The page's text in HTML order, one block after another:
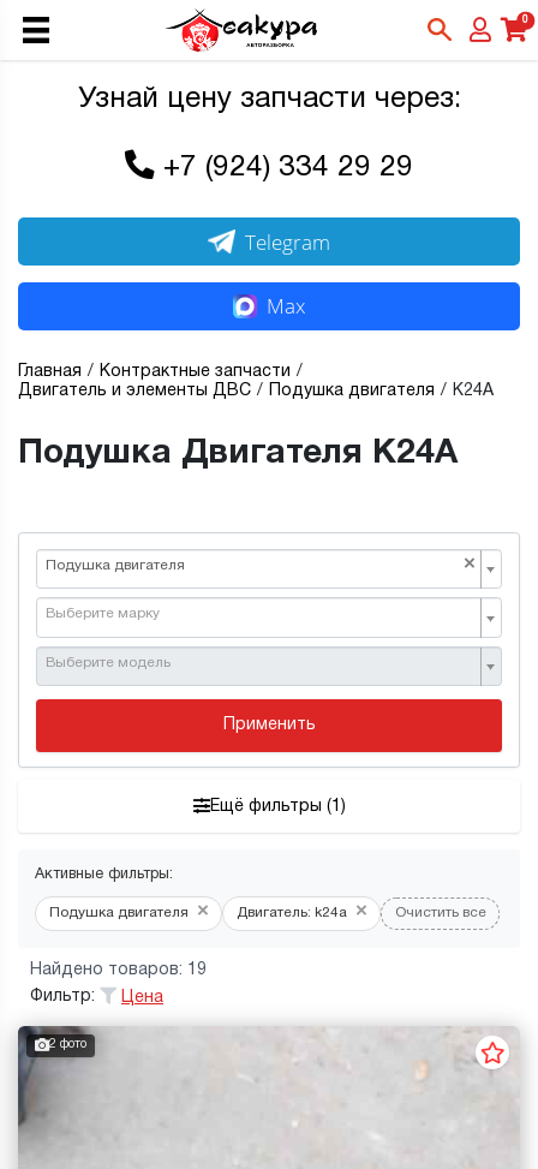
0
Узнай цену запчасти через:
+7 (924) 334 29 29
Telegram
Max
Главная
Контрактные запчасти
Двигатель и элементы ДВС
Подушка двигателя K24A
Подушка Двигателя K24A
×
Подушка двигателя
Выберите марку
Выберите модель
Применить
Ещё фильтры (1)
Активные фильтры:
Подушка двигателя × Двигатель: k24a × Очистить все
Найдено товаров: 19
Фильтр:
Цена
2 фото